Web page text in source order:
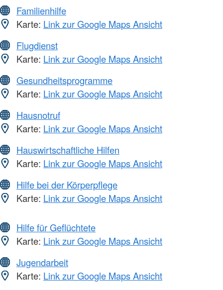
Familienhilfe
Karte: Link zur Google Maps Ansicht
Flugdienst
Karte: Link zur Google Maps Ansicht
Gesundheitsprogramme
Karte: Link zur Google Maps Ansicht
Hausnotruf
Karte: Link zur Google Maps Ansicht
Hauswirtschaftliche Hilfen
Karte: Link zur Google Maps Ansicht
Hilfe bei der Körperpflege
Karte: Link zur Google Maps Ansicht
Hilfe für Geflüchtete
Karte: Link zur Google Maps Ansicht
Jugendarbeit
Karte: Link zur Google Maps Ansicht